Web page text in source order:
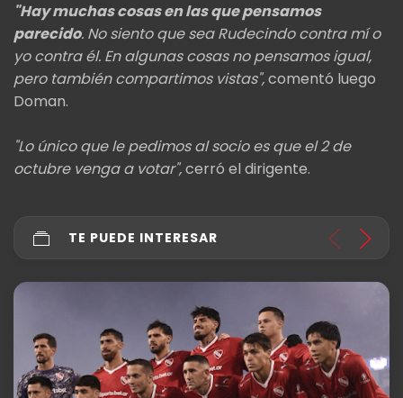
"Hay muchas cosas en las que pensamos
parecido. No siento que sea Rudecindo contra mí o
yo contra él. En algunas cosas no pensamos igual,
pero también compartimos vistas",comentó luego
Doman.
"Lo único que le pedimos al socio es que el 2 de
octubre venga a votar",cerró el dirigente.
TE PUEDE INTERESAR